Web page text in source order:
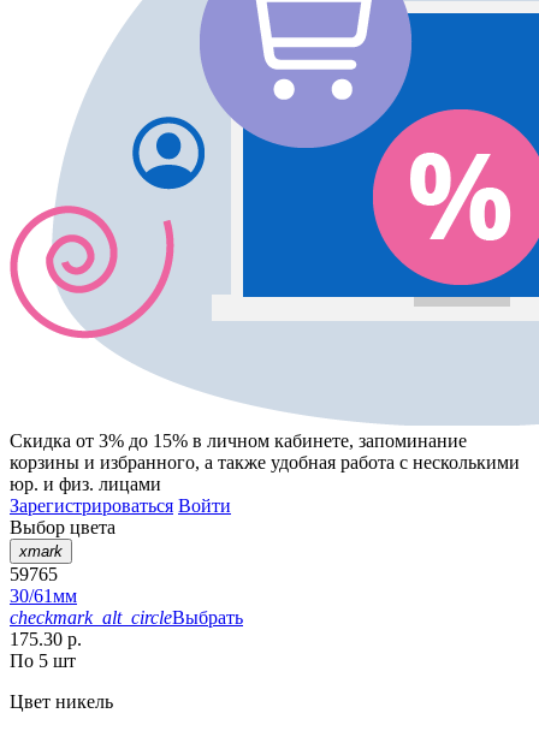
Скидка от 3% до 15% в личном кабинете, запоминание
корзины и избранного, а также удобная работа с несколькими
юр. и физ. лицами
Зарегистрироваться Войти
Выбор цвета
xmark
59765
30/61мм
checkmark_alt_circleВыбрать
175.30 р.
По 5 шт
Цвет никель